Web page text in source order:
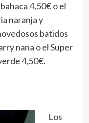
4,50€ o el
naranja y
batidos
nana o el Super
4,50€.
Los